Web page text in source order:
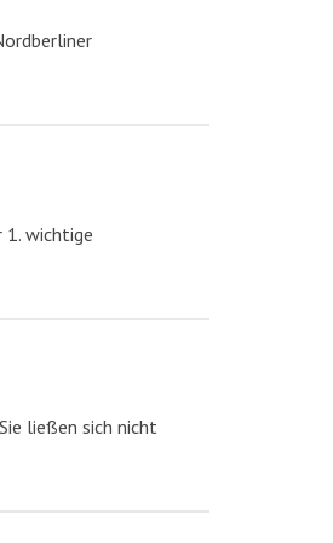
1. wichtige
ließen sich nicht